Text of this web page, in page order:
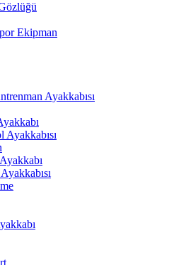
Ekipman
Ayakkabısı
Ayakkabısı